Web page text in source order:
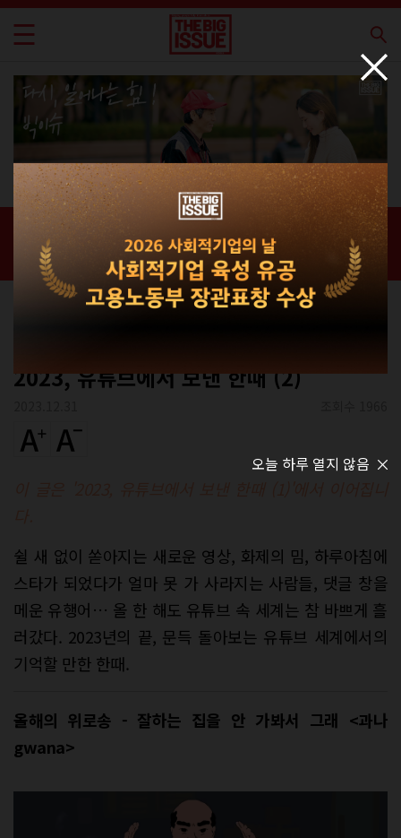
신간 · 과월호
홈 / 매거진 / 신간 · 과월호
2023, 유튜브에서 보낸 한때 (2)
쉴 새 없이 쏟아지는 새로운 영상, 화제의 밈, 하루아침에
스타가 되었다가 얼마 못 가 사라지는 사람들, 댓글 창을
메운 유행어… 올 한 해도 유튜브 속 세계는 참 바쁘게 흘
러갔다. 2023년의 끝, 문득 돌아보는 유튜브 세계에서의
기억할 만한 한때.
올해의 위로송 - 잘하는 집을 안 가봐서 그래 <과나
gwana>
오늘 하루 열지 않음